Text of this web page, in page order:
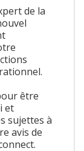
de la
être
et
sujettes à
avis de